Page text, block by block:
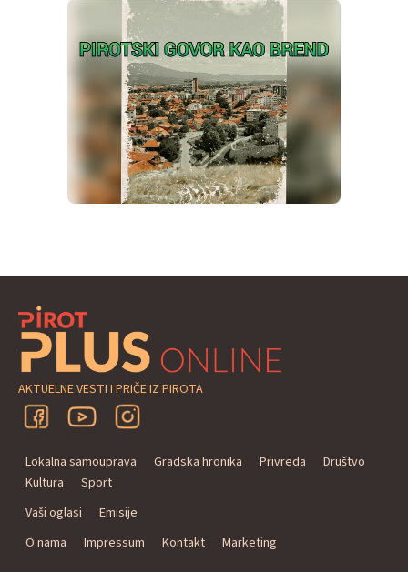
AKTUELNE VESTI I PRIČE IZ PIROTA
Lokalna samouprava Gradska hronika Privreda
Društvo
Kultura
Sport
Vaši oglasi
Emisije
O nama
Impressum Kontakt Marketing